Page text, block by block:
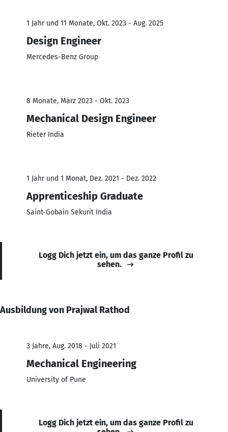
1 Jahr und 11 Monate, Okt. 2023 - Aug. 2025
Design Engineer
Mercedes-Benz Group
8 Monate, März 2023 - Okt. 2023
Mechanical Design Engineer
Rieter India
1 Jahr und 1 Monat, Dez. 2021 - Dez. 2022
Apprenticeship Graduate
Saint-Gobain Sekurit India
Logg Dich jetzt ein, um das ganze Profil zu
sehen.
Ausbildung von Prajwal Rathod
3 Jahre, Aug. 2018 - Juli 2021
Mechanical Engineering
University of Pune
Logg Dich jetzt ein, um das ganze Profil zu